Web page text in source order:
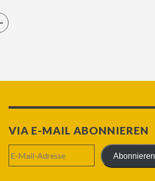
VIA E-MAIL ABONNIEREN
Mail-
Adresse
Abonnieren